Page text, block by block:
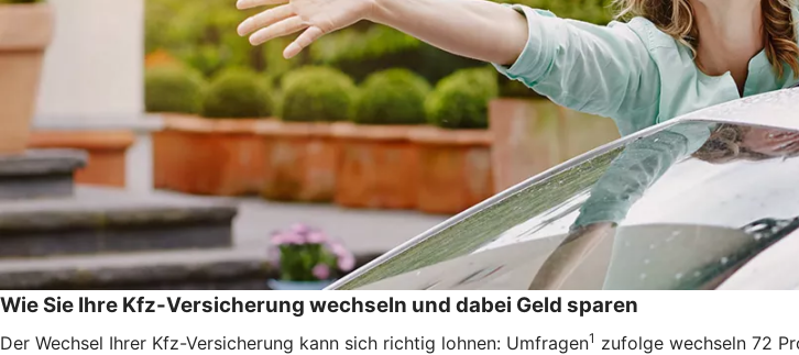
Wie Sie Ihre Kfz-Versicherung wechseln und dabei Geld sparen
Der Wechsel Ihrer Kfz-Versicherung kann sich richtig lohnen: Umfragen1 zufolge wechseln 72